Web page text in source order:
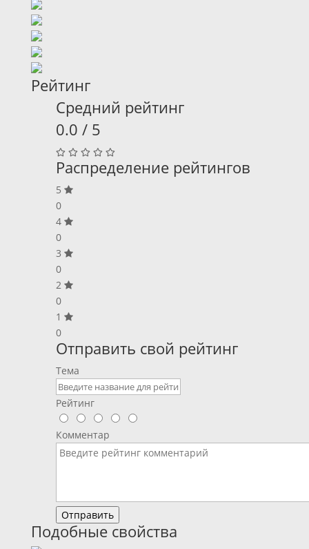
Рейтинг
Средний рейтинг
0.0 / 5
Распределение рейтингов
5
0
4
0
3
0
2
0
1
0
Отправить свой рейтинг
Тема
Рейтинг
Комментар
Отправить
Подобные свойства